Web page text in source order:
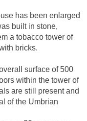
has been enlarged
built in stone,
a tobacco tower of
bricks.
surface of 500
within the tower of
are still present and
of the Umbrian